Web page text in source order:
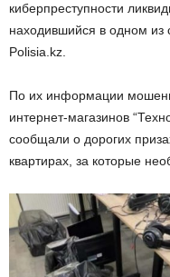
киберпреступности
находившийся в одном из
Polisia.kz.
По их информации
интернет-магазинов
сообщали о дорогих
квартирах, за которые